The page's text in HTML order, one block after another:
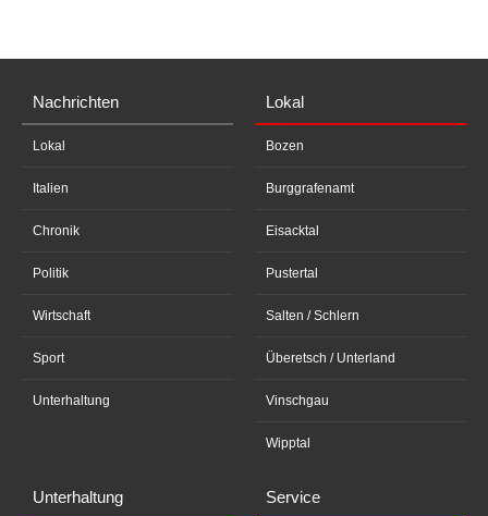
Nachrichten
Lokal
Italien
Chronik
Politik
Wirtschaft
Sport
Unterhaltung
Lokal
Bozen
Burggrafenamt
Eisacktal
Pustertal
Salten / Schlern
Überetsch / Unterland
Vinschgau
Wipptal
Unterhaltung Service